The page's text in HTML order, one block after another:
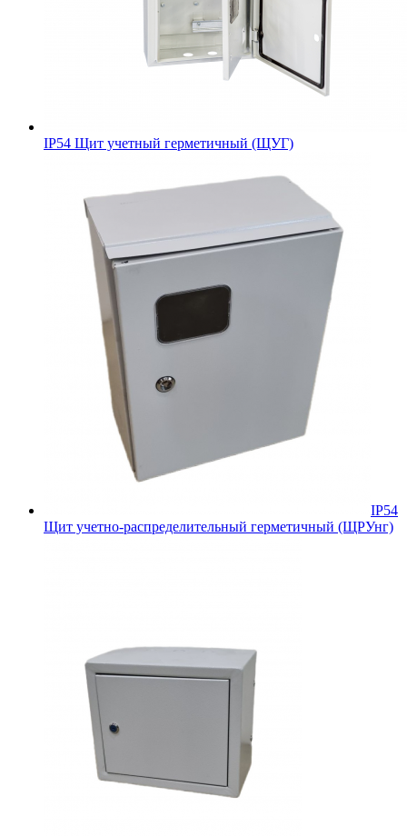
IP54 Щит учетный герметичный (ЩУГ)
IP54
Щит учетно-распределительный герметичный (ЩРУнг)